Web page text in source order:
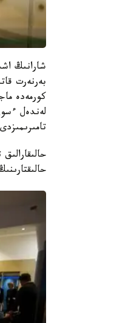
شارانىڭ
بەرنەرت
كورمەدە
لەندەل